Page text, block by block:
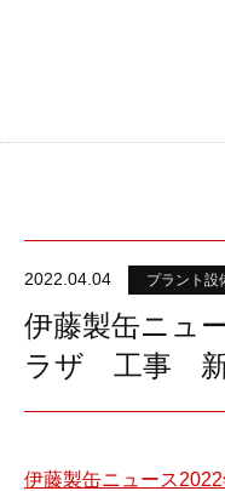
2022.04.04 プラント設
伊藤製缶ニュ
ラザ 工事 新
伊藤製缶ニュース